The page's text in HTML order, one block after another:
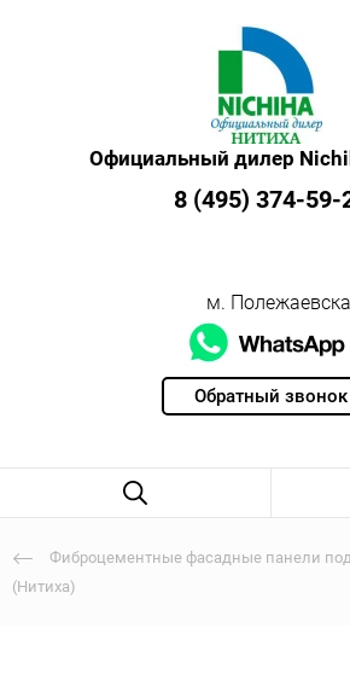
Обратный звонок
Официальный дилер
8 (495) 374-59-
м.
Фиброцементные фасадные панели
(Нитиха)